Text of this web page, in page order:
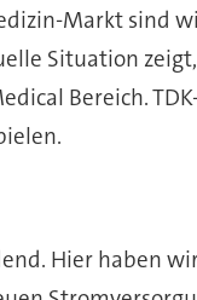
Markt sind
Situation
Bereich.
Hier haben